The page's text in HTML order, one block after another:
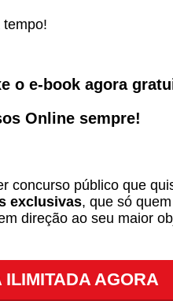
o e-book agora
Online sempre!
público que
exclusivas, que só
direção ao seu maior
ILIMITADA AGORA